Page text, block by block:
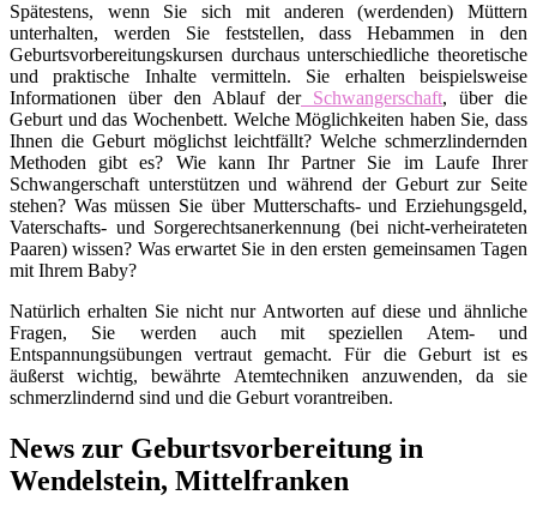
Spätestens, wenn Sie sich mit anderen (werdenden) Müttern
unterhalten, werden Sie feststellen, dass Hebammen in den
Geburtsvorbereitungskursen durchaus unterschiedliche theoretische
und praktische Inhalte vermitteln. Sie erhalten beispielsweise
Informationen über den Ablauf derSchwangerschaft, über die
Geburt und das Wochenbett. Welche Möglichkeiten haben Sie, dass
Ihnen die Geburt möglichst leichtfällt? Welche schmerzlindernden
Methoden gibt es? Wie kann Ihr Partner Sie im Laufe Ihrer
Schwangerschaft unterstützen und während der Geburt zur Seite
stehen? Was müssen Sie über Mutterschafts- und Erziehungsgeld,
Vaterschafts- und Sorgerechtsanerkennung (bei nicht-verheirateten
Paaren) wissen? Was erwartet Sie in den ersten gemeinsamen Tagen
mit Ihrem Baby?
Natürlich erhalten Sie nicht nur Antworten auf diese und ähnliche
Fragen, Sie werden auch mit speziellen Atem- und
Entspannungsübungen vertraut gemacht. Für die Geburt ist es
äußerst wichtig, bewährte Atemtechniken anzuwenden, da sie
schmerzlindernd sind und die Geburt vorantreiben.
News zur Geburtsvorbereitung in
Wendelstein, Mittelfranken